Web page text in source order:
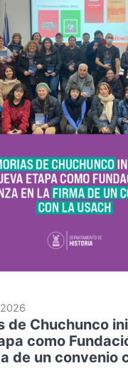
de Chuchunco
como
de un convenio